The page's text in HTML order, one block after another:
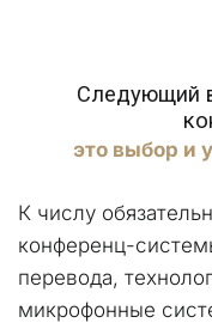
Следующий
это выбор и
К числу
конференц-
перевода,
микрофонные